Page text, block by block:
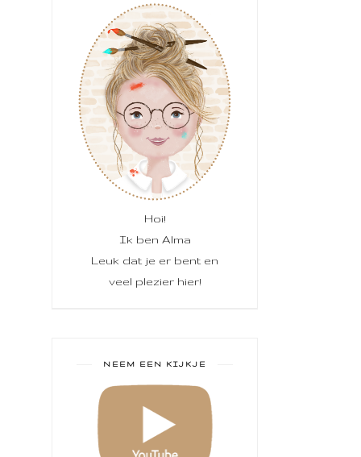
Hoi!
Ik ben Alma
Leuk dat je er bent en
veel plezier hier!
NEEM EEN KIJKJE